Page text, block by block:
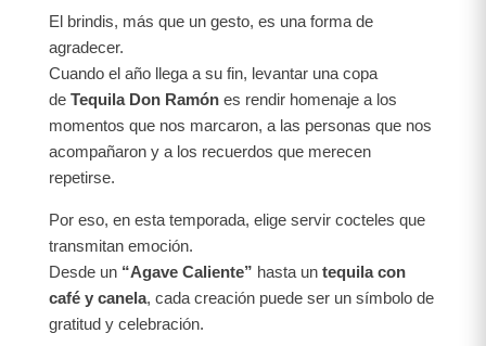
El brindis, más que un gesto, es una forma de
agradecer.
Cuando el año llega a su fin, levantar una copa
de Tequila Don Ramón es rendir homenaje a los
momentos que nos marcaron, a las personas que nos
acompañaron y a los recuerdos que merecen
repetirse.
Por eso, en esta temporada, elige servir cocteles que
transmitan emoción.
Desde un “Agave Caliente” hasta un tequila con
café y canela, cada creación puede ser un símbolo de
gratitud y celebración.